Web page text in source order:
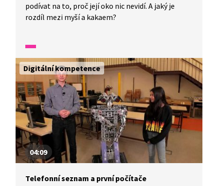
podívat na to, proč její oko nic nevidí. A jaký je
rozdíl mezi myší a kakaem?
Digitální kompetence
04:09
Telefonní seznam a první počítače